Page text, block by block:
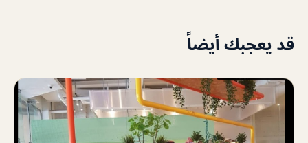
قد يعجبك أيضاً